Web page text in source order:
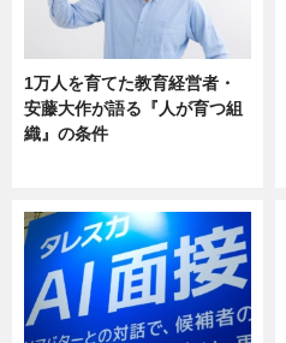
1万人を育てた教育経営者・
安藤大作が語る『人が育つ組
織』の条件